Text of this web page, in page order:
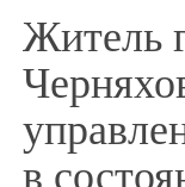
Житель
в